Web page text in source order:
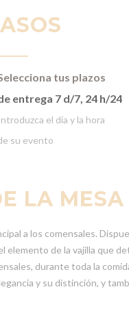
tus plazos
entrega 7 d/7, 24 h/24
el día y la hora
su evento
LA MESA
a los comensales.
de la vajilla que
durante toda la
y su distinción, y